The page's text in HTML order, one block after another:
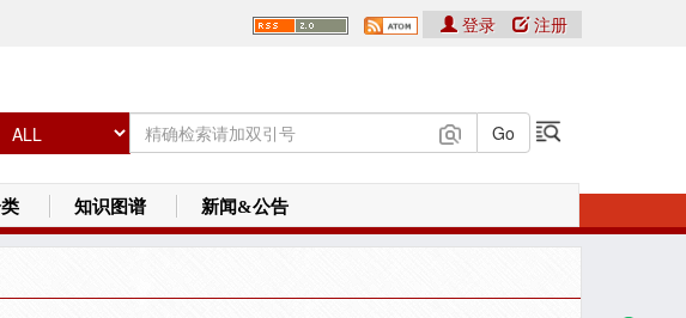
登录 注册
知识图谱 新闻&公告